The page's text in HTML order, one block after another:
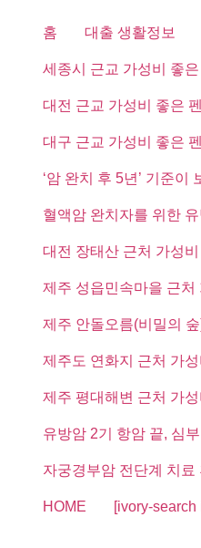
홈 대출 생활정보
세종시 근교 가성비 좋
대전 근교 가성비 좋은
대구 근교 가성비 좋은
‘암 완치 후 5년’ 기준
혈액암 완치자를 위한
대전 장태산 근처 가성
제주 성읍민속마을 근처
제주 안돌오름(비밀의
제주도 연화지 근처 가
제주 평대해변 근처 가
유방암 2기 항암 끝, 심
자궁경부암 전단계 치
HOME [ivory-